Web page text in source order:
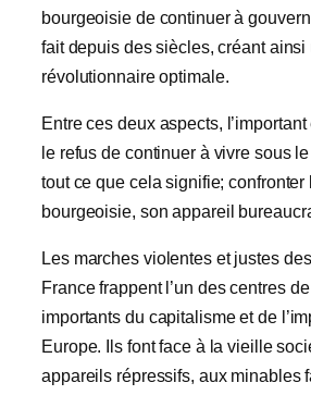
bourgeoisie de continuer à
fait depuis des siècles, créant ainsi
révolutionnaire optimale.
Entre ces deux aspects,
le refus de continuer à vivre sous
tout ce que cela signifie; confronter
bourgeoisie, son appareil
Les marches violentes et justes
France frappent l’un des centres
importants du capitalisme et de
Europe. Ils font face à la vieille
appareils répressifs, aux minables